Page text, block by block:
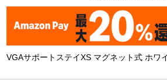
VGAサポートステイXS マグネット式 ホ